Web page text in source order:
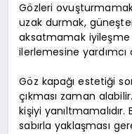
Gözleri
uzak durmak,
aksatmamak iyileşme
ilerlemesine yardımcı
Göz kapağı estetiği
çıkması zaman
kişiyi
sabırla yaklaşması